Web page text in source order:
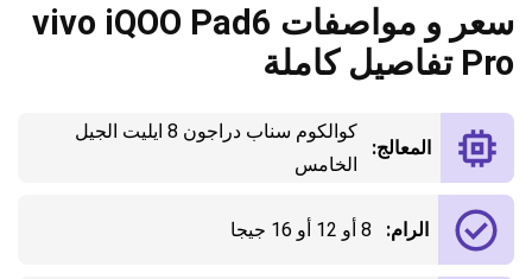
سعر و مواصفات vivo iQOO Pad6
Pro تفاصيل كاملة
المعالج:
كوالكوم سناب دراجون 8 ايليت الجيل
الخامس
الرام: 8 أو 12 أو 16 جيجا